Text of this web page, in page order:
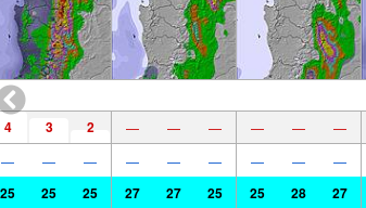
4 3 2 — — — — — —
— — — — — — — — —
25 25 25 27 27 25 25 28 27